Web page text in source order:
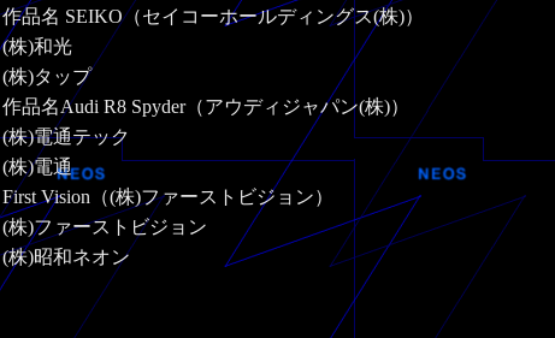
作品名 SEIKO（セイコーホールディングス(株)）
(株)和光
(株)タップ
作品名Audi R8 Spyder（アウディジャパン(株)）
(株)電通テック
(株)電通
First Vision（(株)ファーストビジョン）
(株)ファーストビジョン
(株)昭和ネオン